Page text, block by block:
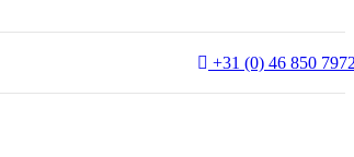
+31 (0) 46 850